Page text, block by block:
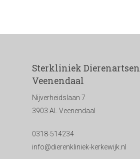
Sterkliniek Dierenartsen
Veenendaal
Nijverheidslaan 7
3903 AL Veenendaal
0318-514234
info@dierenkliniek-kerkewijk.nl